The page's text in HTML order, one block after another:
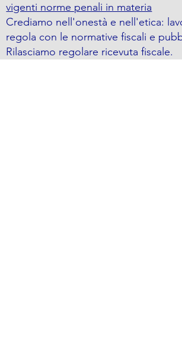
vigenti norme penali in materia
Crediamo nell'onestà e nell'etica:
regola con le normative fiscali e
Rilasciamo regolare ricevuta fiscale.